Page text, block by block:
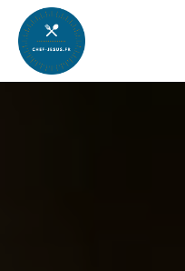
Panneau de gestion des cookies